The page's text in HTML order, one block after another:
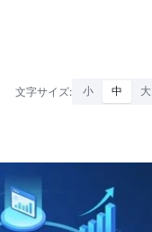
文字サイズ: 小 中 大